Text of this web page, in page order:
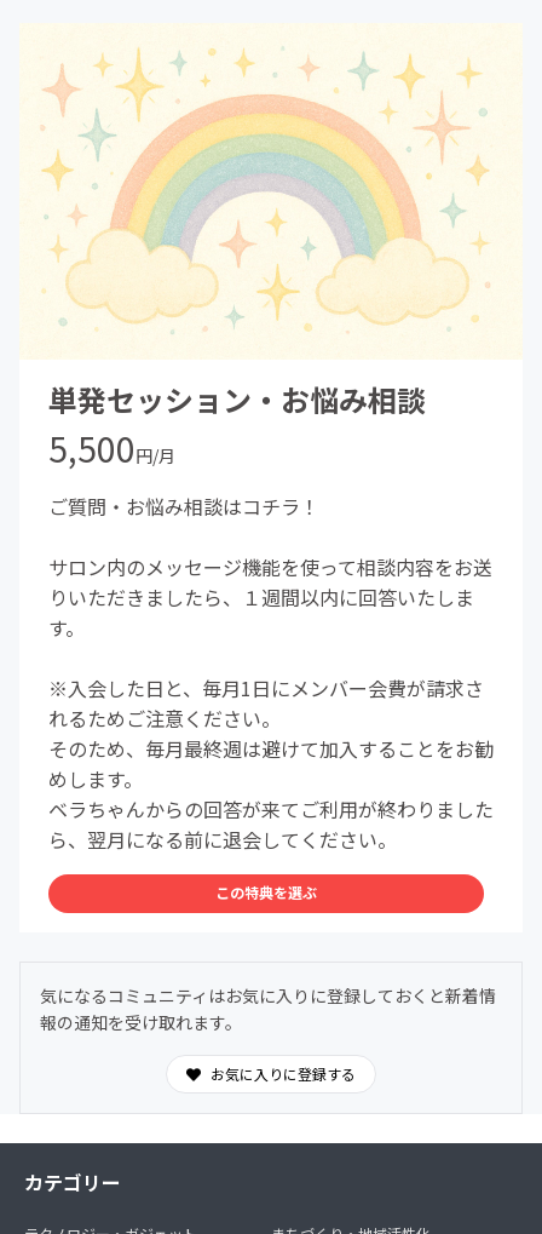
単発セッション・お悩み相談
5,500円/月
ご質問・お悩み相談はコチラ！
サロン内のメッセージ機能を使って相談内容をお送
りいただきましたら、１週間以内に回答いたしま
す。
※入会した日と、毎月1日にメンバー会費が請求さ
れるためご注意ください。
そのため、毎月最終週は避けて加入することをお勧
めします。
ベラちゃんからの回答が来てご利用が終わりました
ら、翌月になる前に退会してください。
この特典を選ぶ
気になるコミュニティはお気に入りに登録しておくと新着情
報の通知を受け取れます。
お気に入りに登録する
カテゴリー